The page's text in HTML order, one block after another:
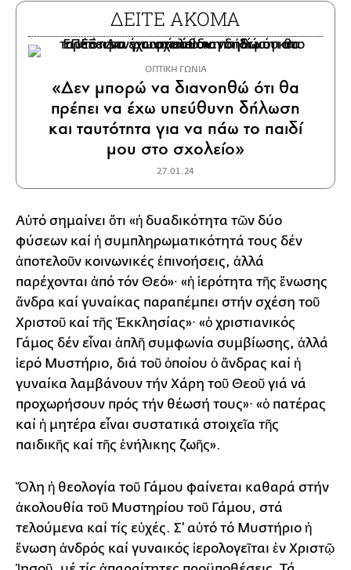
ΔΕΙΤΕ ΑΚΟΜΑ
ΟΠΤΙΚΗ ΓΩΝΙΑ
«Δεν μπορώ να διανοηθώ ότι θα
πρέπει να έχω υπεύθυνη δήλωση
και ταυτότητα για να πάω το παιδί
μου στο σχολείο»
27.01.24
Αὐτό σημαίνει ὅτι «ἡ δυαδικότητα τῶν δύο
φύσεων καί ἡ συμπληρωματικότητά τους δέν
ἀποτελοῦν κοινωνικές ἐπινοήσεις, ἀλλά
παρέχονται ἀπό τόν Θεό»∙ «ἡ ἱερότητα τῆς ἕνωσης
ἄνδρα καί γυναίκας παραπέμπει στήν σχέση τοῦ
Χριστοῦ καί τῆς Ἐκκλησίας»∙ «ὁ χριστιανικός
Γάμος δέν εἶναι ἁπλῆ συμφωνία συμβίωσης, ἀλλά
ἱερό Μυστήριο, διά τοῦ ὁποίου ὁ ἄνδρας καί ἡ
γυναίκα λαμβάνουν τήν Χάρη τοῦ Θεοῦ γιά νά
προχωρήσουν πρός τήν θέωσή τους»∙ «ὁ πατέρας
καί ἡ μητέρα εἶναι συστατικά στοιχεῖα τῆς
παιδικῆς καί τῆς ἐνήλικης ζωῆς».
Ὅλη ἡ θεολογία τοῦ Γάμου φαίνεται καθαρά στήν
ἀκολουθία τοῦ Μυστηρίου τοῦ Γάμου, στά
τελούμενα καί τίς εὐχές. Σ’ αὐτό τό Μυστήριο ἡ
ἕνωση ἀνδρός καί γυναικός ἱερολογεῖται ἐν Χριστῷ